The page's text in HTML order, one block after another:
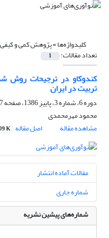
کلیدواژه‌ها =پژوهش کمی و کیفی
تعداد مقالات: 1
کندوکاو در ترجیحات روش
تربیت در ایران
دوره 6، شماره 3، پاییز 1386، صفحه
محمود مهرمحمدی
مشاهده مقاله
اصل مقاله K
مقالات آماده انتشار
شماره جاری
شماره‌های پیشین نشریه